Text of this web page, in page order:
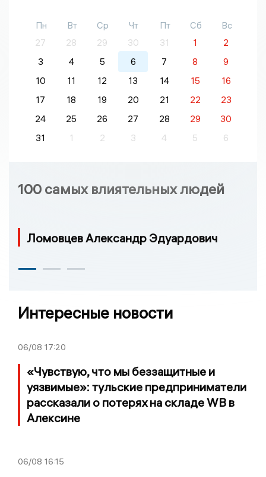
Пн Вт Ср Чт Пт Сб
Вс
27
28 29 30 31 1
2
3
4 5 6 7 8
9
10
11 12 13 14 15
16
17
18 19 20 21 22
23
24
25 26 27 28 29
30
31
1 2 3 4 5 6
100 самых влиятельных людей
Ломовцев Александр Эдуардович
Интересные новости
06/08 17:20
«Чувствую, что мы беззащитные и
уязвимые»: тульские предприниматели
рассказали о потерях на складе WB в
Алексине
06/08 16:15